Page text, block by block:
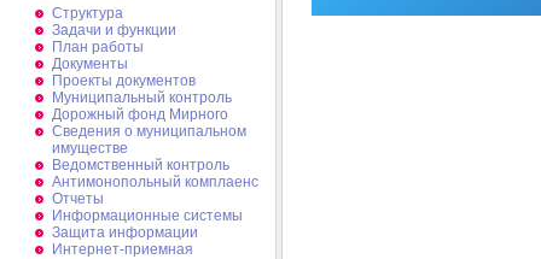
Структура
Задачи и функции
План работы
Документы
Проекты документов
Муниципальный контроль
Дорожный фонд Мирного
Cведения о муниципальном
имуществе
Ведомственный контроль
Антимонопольный комплаенс
Отчеты
Информационные системы
Защита информации
Интернет-приемная